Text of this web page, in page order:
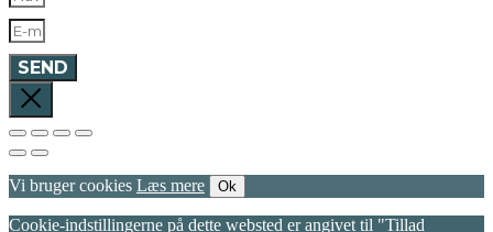
SEND
Vi bruger cookies Læs mere Ok
Cookie-indstillingerne på dette websted er angivet til "Tillad